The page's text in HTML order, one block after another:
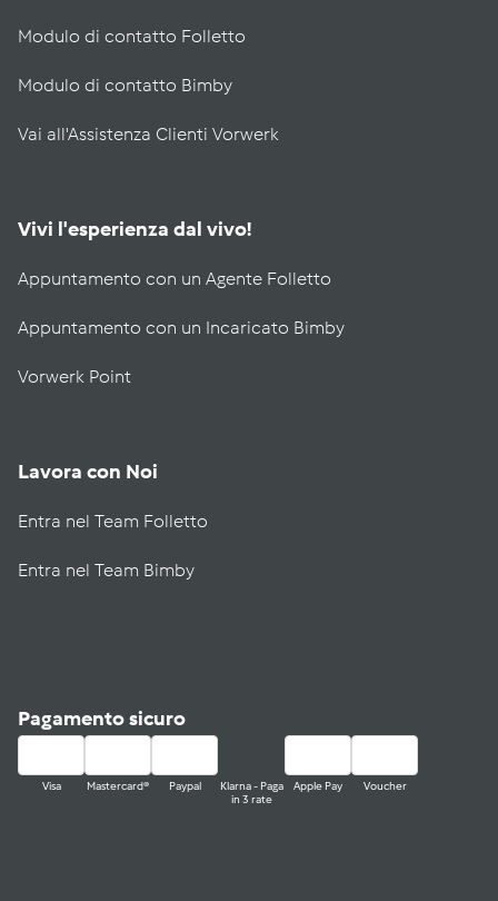
Modulo di contatto Folletto
Modulo di contatto Bimby
Vai all'Assistenza Clienti Vorwerk
Vivi l'esperienza dal vivo!
Appuntamento con un Agente Folletto
Appuntamento con un Incaricato Bimby
Vorwerk Point
Lavora con Noi
Entra nel Team Folletto
Entra nel Team Bimby
Pagamento sicuro
Visa Mastercard® Paypal
Klarna - Paga
in 3 rate
Apple Pay Voucher